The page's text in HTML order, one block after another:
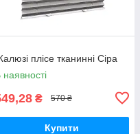
плісе тканинні Сіра
наявності
₴ 570 ₴
Купити